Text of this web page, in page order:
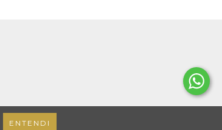
ENTENDI